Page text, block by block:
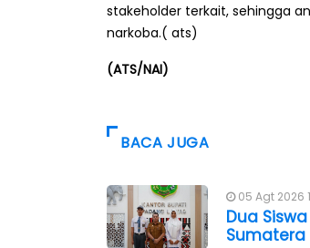
stakeholder terkait, sehingga
narkoba.( ats)
(ATS/NAI)
BACA JUGA
05 Agt 2026
Dua
Sumatera